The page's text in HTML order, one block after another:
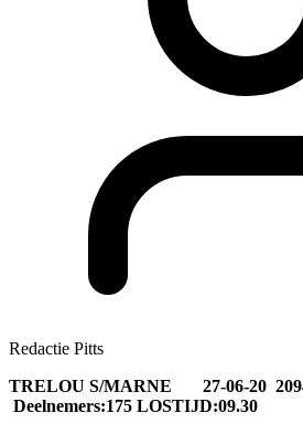
Redactie Pitts
TRELOU S/MARNE 27-06-20
Deelnemers:175